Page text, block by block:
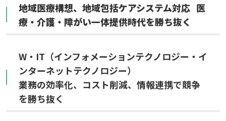
地域医療構想、地域包括ケアシステム対応 医
療・介護・障がい一体提供時代を勝ち抜く
W・IT（インフォメーションテクノロジー・イ
ンターネットテクノロジー）
業務の効率化、コスト削減、情報連携で競争
を勝ち抜く